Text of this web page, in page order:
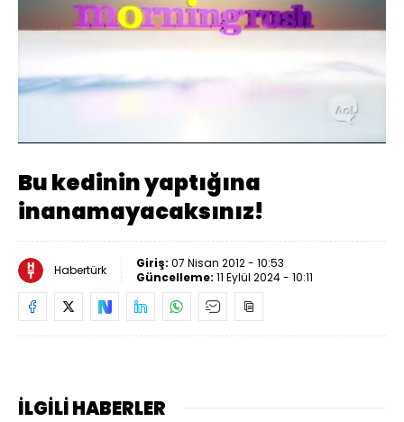
Aç
Oynatma
Hızı
Bu kedinin yaptığına
inanamayacaksınız!
Habertürk Giriş: 07 Nisan 2012 - 10:53
Güncelleme: 11 Eylül 2024 - 10:11
İLGİLİ HABERLER